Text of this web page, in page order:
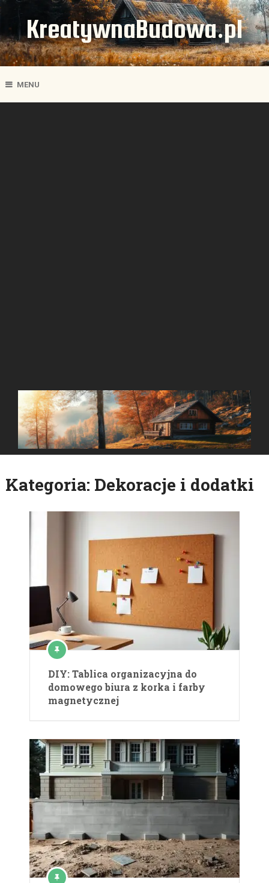
KreatywnaBudowa.pl
MENU
Kategoria: Dekoracje i dodatki
DIY: Tablica organizacyjna do
domowego biura z korka i farby
magnetycznej